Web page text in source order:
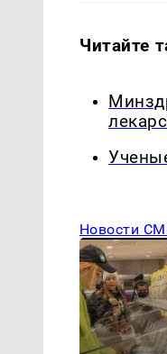
Читайте
Новости